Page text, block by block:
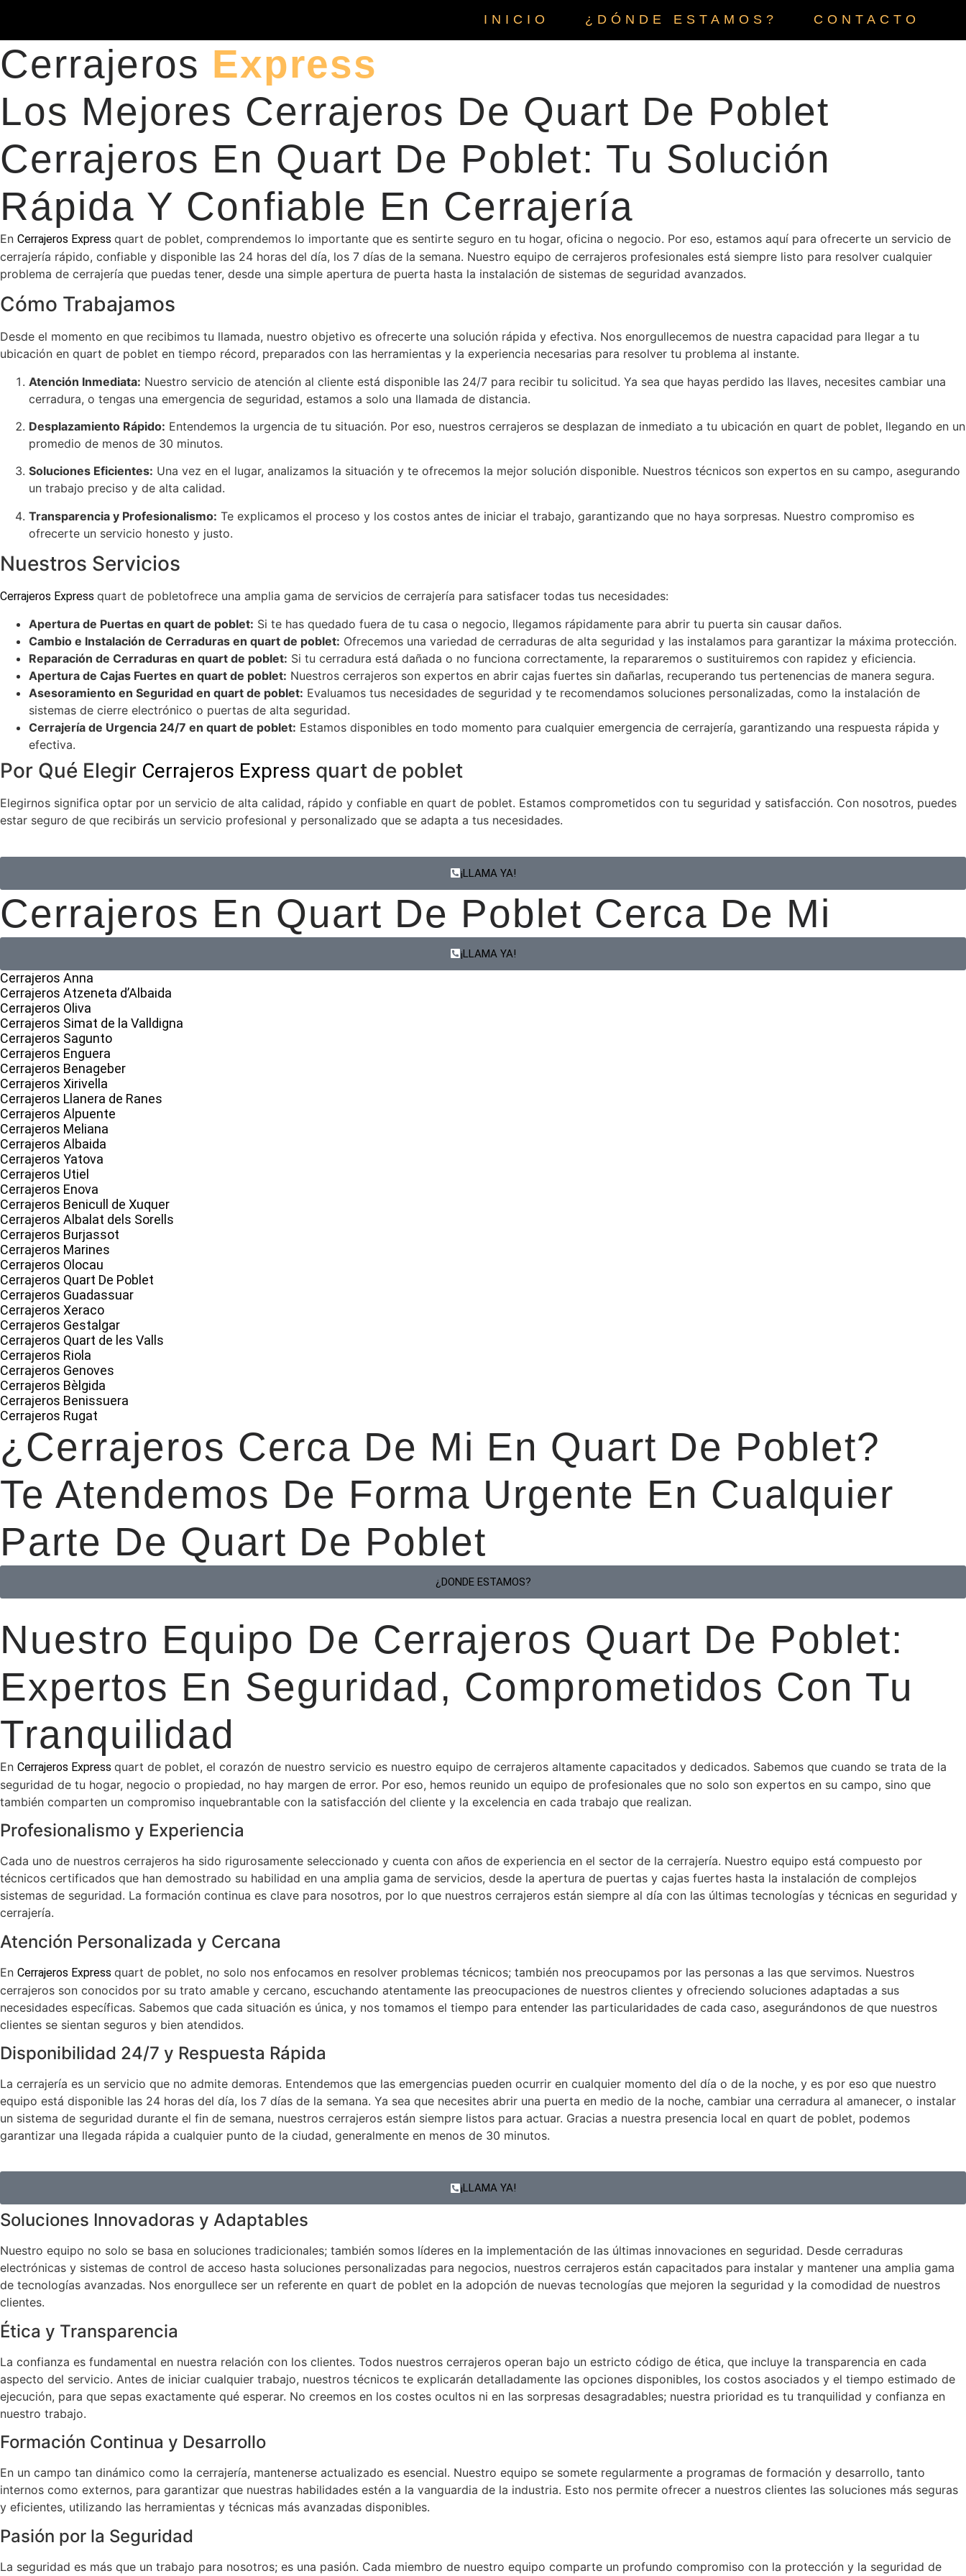
INICIO ¿DÓNDE ESTAMOS? CONTACTO
Cerrajeros Express
Los Mejores Cerrajeros De Quart De Poblet
Cerrajeros En Quart De Poblet: Tu Solución
Rápida Y Confiable En Cerrajería
En Cerrajeros Express quart de poblet, comprendemos lo importante que es sentirte seguro en tu hogar, oficina o negocio. Por eso, estamos aquí para ofrecerte un servicio de
cerrajería rápido, confiable y disponible las 24 horas del día, los 7 días de la semana. Nuestro equipo de cerrajeros profesionales está siempre listo para resolver cualquier
problema de cerrajería que puedas tener, desde una simple apertura de puerta hasta la instalación de sistemas de seguridad avanzados.
Cómo Trabajamos
Desde el momento en que recibimos tu llamada, nuestro objetivo es ofrecerte una solución rápida y efectiva. Nos enorgullecemos de nuestra capacidad para llegar a tu
ubicación en quart de poblet en tiempo récord, preparados con las herramientas y la experiencia necesarias para resolver tu problema al instante.
Atención Inmediata: Nuestro servicio de atención al cliente está disponible las 24/7 para recibir tu solicitud. Ya sea que hayas perdido las llaves, necesites cambiar una
cerradura, o tengas una emergencia de seguridad, estamos a solo una llamada de distancia.
Desplazamiento Rápido: Entendemos la urgencia de tu situación. Por eso, nuestros cerrajeros se desplazan de inmediato a tu ubicación en quart de poblet, llegando en un
promedio de menos de 30 minutos.
Soluciones Eficientes: Una vez en el lugar, analizamos la situación y te ofrecemos la mejor solución disponible. Nuestros técnicos son expertos en su campo, asegurando
un trabajo preciso y de alta calidad.
Transparencia y Profesionalismo: Te explicamos el proceso y los costos antes de iniciar el trabajo, garantizando que no haya sorpresas. Nuestro compromiso es
ofrecerte un servicio honesto y justo.
Nuestros Servicios
Cerrajeros Express quart de pobletofrece una amplia gama de servicios de cerrajería para satisfacer todas tus necesidades:
Apertura de Puertas en quart de poblet: Si te has quedado fuera de tu casa o negocio, llegamos rápidamente para abrir tu puerta sin causar daños.
Cambio e Instalación de Cerraduras en quart de poblet: Ofrecemos una variedad de cerraduras de alta seguridad y las instalamos para garantizar la máxima protección.
Reparación de Cerraduras en quart de poblet: Si tu cerradura está dañada o no funciona correctamente, la repararemos o sustituiremos con rapidez y eficiencia.
Apertura de Cajas Fuertes en quart de poblet: Nuestros cerrajeros son expertos en abrir cajas fuertes sin dañarlas, recuperando tus pertenencias de manera segura.
Asesoramiento en Seguridad en quart de poblet: Evaluamos tus necesidades de seguridad y te recomendamos soluciones personalizadas, como la instalación de
sistemas de cierre electrónico o puertas de alta seguridad.
Cerrajería de Urgencia 24/7 en quart de poblet: Estamos disponibles en todo momento para cualquier emergencia de cerrajería, garantizando una respuesta rápida y
efectiva.
Por Qué Elegir Cerrajeros Express quart de poblet
Elegirnos significa optar por un servicio de alta calidad, rápido y confiable en quart de poblet. Estamos comprometidos con tu seguridad y satisfacción. Con nosotros, puedes
estar seguro de que recibirás un servicio profesional y personalizado que se adapta a tus necesidades.
¡LLAMA YA!
Cerrajeros En Quart De Poblet Cerca De Mi
¡LLAMA YA!
Cerrajeros Anna
Cerrajeros Atzeneta d’Albaida
Cerrajeros Oliva
Cerrajeros Simat de la Valldigna
Cerrajeros Sagunto
Cerrajeros Enguera
Cerrajeros Benageber
Cerrajeros Xirivella
Cerrajeros Llanera de Ranes
Cerrajeros Alpuente
Cerrajeros Meliana
Cerrajeros Albaida
Cerrajeros Yatova
Cerrajeros Utiel
Cerrajeros Enova
Cerrajeros Benicull de Xuquer
Cerrajeros Albalat dels Sorells
Cerrajeros Burjassot
Cerrajeros Marines
Cerrajeros Olocau
Cerrajeros Quart De Poblet
Cerrajeros Guadassuar
Cerrajeros Xeraco
Cerrajeros Gestalgar
Cerrajeros Quart de les Valls
Cerrajeros Riola
Cerrajeros Genoves
Cerrajeros Bèlgida
Cerrajeros Benissuera
Cerrajeros Rugat
¿Cerrajeros Cerca De Mi En Quart De Poblet?
Te Atendemos De Forma Urgente En Cualquier
Parte De Quart De Poblet
¿DONDE ESTAMOS?
Nuestro Equipo De Cerrajeros Quart De Poblet:
Expertos En Seguridad, Comprometidos Con Tu
Tranquilidad
En Cerrajeros Express quart de poblet, el corazón de nuestro servicio es nuestro equipo de cerrajeros altamente capacitados y dedicados. Sabemos que cuando se trata de la
seguridad de tu hogar, negocio o propiedad, no hay margen de error. Por eso, hemos reunido un equipo de profesionales que no solo son expertos en su campo, sino que
también comparten un compromiso inquebrantable con la satisfacción del cliente y la excelencia en cada trabajo que realizan.
Profesionalismo y Experiencia
Cada uno de nuestros cerrajeros ha sido rigurosamente seleccionado y cuenta con años de experiencia en el sector de la cerrajería. Nuestro equipo está compuesto por
técnicos certificados que han demostrado su habilidad en una amplia gama de servicios, desde la apertura de puertas y cajas fuertes hasta la instalación de complejos
sistemas de seguridad. La formación continua es clave para nosotros, por lo que nuestros cerrajeros están siempre al día con las últimas tecnologías y técnicas en seguridad y
cerrajería.
Atención Personalizada y Cercana
En Cerrajeros Express quart de poblet, no solo nos enfocamos en resolver problemas técnicos; también nos preocupamos por las personas a las que servimos. Nuestros
cerrajeros son conocidos por su trato amable y cercano, escuchando atentamente las preocupaciones de nuestros clientes y ofreciendo soluciones adaptadas a sus
necesidades específicas. Sabemos que cada situación es única, y nos tomamos el tiempo para entender las particularidades de cada caso, asegurándonos de que nuestros
clientes se sientan seguros y bien atendidos.
Disponibilidad 24/7 y Respuesta Rápida
La cerrajería es un servicio que no admite demoras. Entendemos que las emergencias pueden ocurrir en cualquier momento del día o de la noche, y es por eso que nuestro
equipo está disponible las 24 horas del día, los 7 días de la semana. Ya sea que necesites abrir una puerta en medio de la noche, cambiar una cerradura al amanecer, o instalar
un sistema de seguridad durante el fin de semana, nuestros cerrajeros están siempre listos para actuar. Gracias a nuestra presencia local en quart de poblet, podemos
garantizar una llegada rápida a cualquier punto de la ciudad, generalmente en menos de 30 minutos.
¡LLAMA YA!
Soluciones Innovadoras y Adaptables
Nuestro equipo no solo se basa en soluciones tradicionales; también somos líderes en la implementación de las últimas innovaciones en seguridad. Desde cerraduras
electrónicas y sistemas de control de acceso hasta soluciones personalizadas para negocios, nuestros cerrajeros están capacitados para instalar y mantener una amplia gama
de tecnologías avanzadas. Nos enorgullece ser un referente en quart de poblet en la adopción de nuevas tecnologías que mejoren la seguridad y la comodidad de nuestros
clientes.
Ética y Transparencia
La confianza es fundamental en nuestra relación con los clientes. Todos nuestros cerrajeros operan bajo un estricto código de ética, que incluye la transparencia en cada
aspecto del servicio. Antes de iniciar cualquier trabajo, nuestros técnicos te explicarán detalladamente las opciones disponibles, los costos asociados y el tiempo estimado de
ejecución, para que sepas exactamente qué esperar. No creemos en los costes ocultos ni en las sorpresas desagradables; nuestra prioridad es tu tranquilidad y confianza en
nuestro trabajo.
Formación Continua y Desarrollo
En un campo tan dinámico como la cerrajería, mantenerse actualizado es esencial. Nuestro equipo se somete regularmente a programas de formación y desarrollo, tanto
internos como externos, para garantizar que nuestras habilidades estén a la vanguardia de la industria. Esto nos permite ofrecer a nuestros clientes las soluciones más seguras
y eficientes, utilizando las herramientas y técnicas más avanzadas disponibles.
Pasión por la Seguridad
La seguridad es más que un trabajo para nosotros; es una pasión. Cada miembro de nuestro equipo comparte un profundo compromiso con la protección y la seguridad de